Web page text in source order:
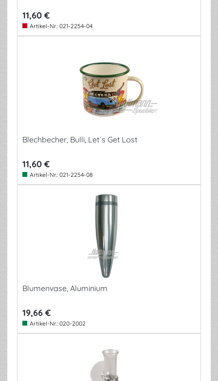
11,60 €
Artikel-Nr.: 021-2254-04
Blechbecher, Bulli, Let´s Get Lost
11,60 €
Artikel-Nr.: 021-2254-08
Blumenvase, Aluminium
19,66 €
Artikel-Nr.: 020-2002